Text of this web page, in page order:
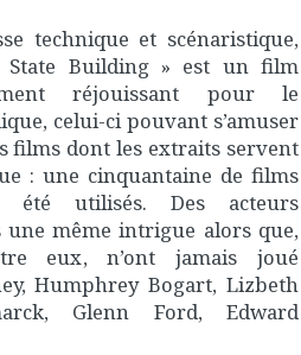
technique et scénaristique,
State Building » est un film
réjouissant pour le
celui-ci pouvant s’amuser
films dont les extraits servent
: une cinquantaine de films
été utilisés. Des acteurs
une même intrigue alors que,
eux, n’ont jamais joué
Humphrey Bogart, Lizbeth
Glenn Ford, Edward